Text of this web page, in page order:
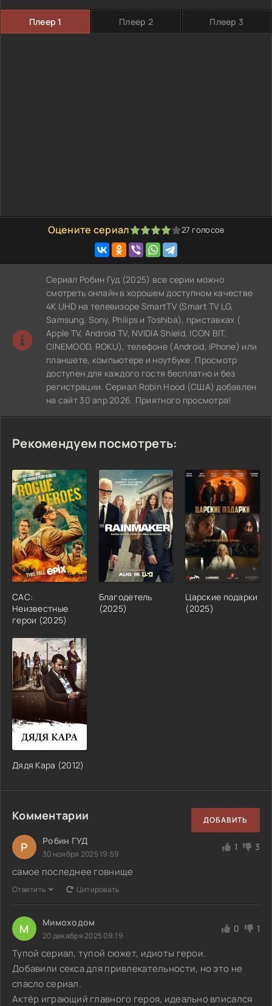
Плеер 1 Плеер 2 Плеер 3
Оцените сериал
1 2 3 4 5 27 голосов
Сериал Робин Гуд (2025) все серии можно
смотреть онлайн в хорошем доступном качестве
4K UHD на телевизоре SmartTV (Smart TV LG,
Samsung, Sony, Philips и Toshiba), приставках (
Apple TV, Android TV, NVIDIA Shield, ICON BIT,
CINEMOOD, ROKU), телефоне (Android, iPhone) или
планшете, компьютере и ноутбуке. Просмотр
доступен для каждого гостя бесплатно и без
регистрации. Сериал Robin Hood (США) добавлен
на сайт 30 апр 2026. Приятного просмотра!
Рекомендуем посмотреть:
САС:
Неизвестные
герои (2025)
Благодетель
(2025)
Царские подарки
(2025)
Дядя Кара (2012)
Комментарии ДОБАВИТЬ
Р Робин ГУД
30 ноября 2025 19:59
1 3
самое последнее говнище
Ответить Цитировать
М Мимоходом
20 декабря 2025 09:19
0 1
Тупой сериал, тупой сюжет, идиоты герои.
Добавили секса для привлекательности, но это не
спасло сериал.
Актёр играющий главного героя, идеально вписался